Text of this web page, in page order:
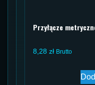
Przyłącze
8,28 zł Brutto